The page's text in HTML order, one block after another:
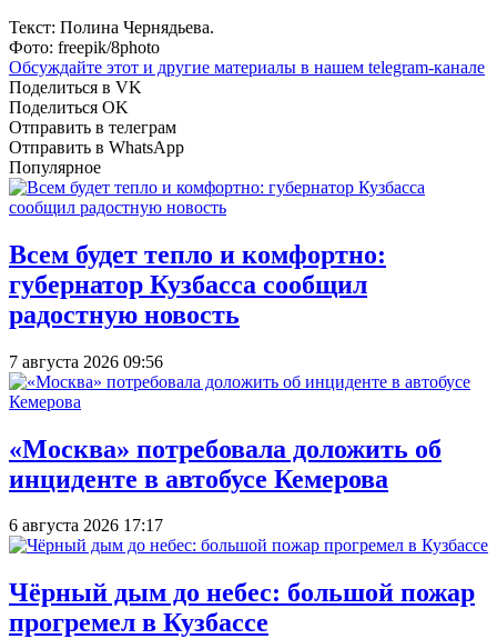
Текст: Полина Чернядьева.
Фото: freepik/8photo
Обсуждайте этот и другие материалы в нашем telegram-канале
Поделиться в VK
Поделиться OK
Отправить в телеграм
Отправить в WhatsApp
Популярное
Всем будет тепло и комфортно:
губернатор Кузбасса сообщил
радостную новость
7 августа 2026 09:56
«Москва» потребовала доложить об
инциденте в автобусе Кемерова
6 августа 2026 17:17
Чёрный дым до небес: большой пожар
прогремел в Кузбассе